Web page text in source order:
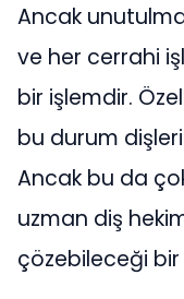
Ancak
ve her cerrahi
bir işlemdir.
bu durum
Ancak bu da
uzman diş
çözebileceği